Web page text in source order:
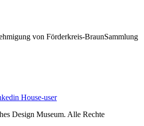
von Förderkreis-BraunSammlung
House-user
Design Museum. Alle Rechte